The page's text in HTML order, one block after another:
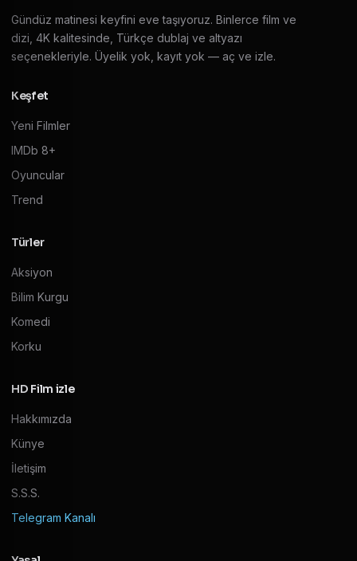
Gündüz matinesi keyfini eve taşıyoruz. Binlerce film ve
dizi, 4K kalitesinde, Türkçe dublaj ve altyazı
seçenekleriyle. Üyelik yok, kayıt yok — aç ve izle.
Keşfet
Yeni Filmler
IMDb 8+
Oyuncular
Trend
Türler
Aksiyon
Bilim Kurgu
Komedi
Korku
HD Film izle
Hakkımızda
Künye
İletişim
S.S.S.
Telegram Kanalı